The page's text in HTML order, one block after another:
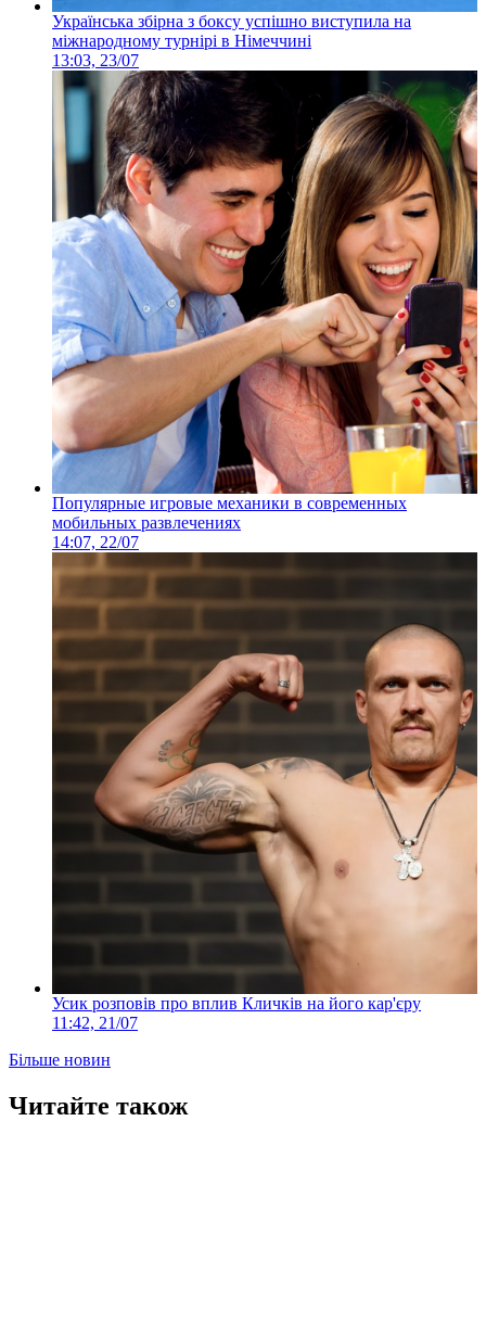
Українська збірна з боксу успішно виступила на
міжнародному турнірі в Німеччині
13:03, 23/07
Популярные игровые механики в современных
мобильных развлечениях
14:07, 22/07
Усик розповів про вплив Кличків на його кар'єру
11:42, 21/07
Більше новин
Читайте також